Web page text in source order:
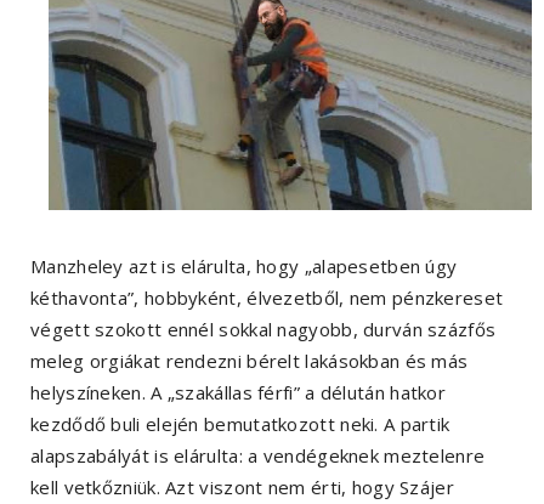
Manzheley azt is elárulta, hogy „alapesetben úgy
kéthavonta”, hobbyként, élvezetből, nem pénzkereset
végett szokott ennél sokkal nagyobb, durván százfős
meleg orgiákat rendezni bérelt lakásokban és más
helyszíneken. A „szakállas férfi” a délután hatkor
kezdődő buli elején bemutatkozott neki. A partik
alapszabályát is elárulta: a vendégeknek meztelenre
kell vetkőzniük. Azt viszont nem érti, hogy Szájer